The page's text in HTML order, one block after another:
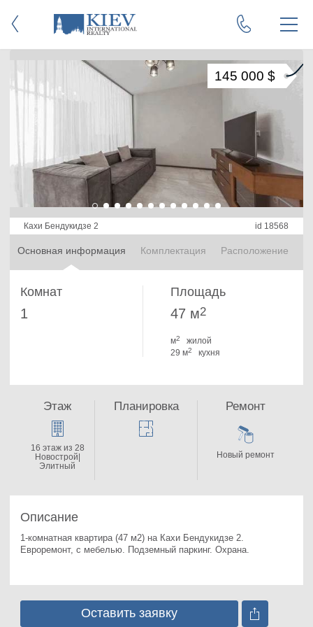
Кахи Бендукидзе 2 id 18568
Основная информация Комплектация Расположение
145 000 $
Комнат
1
Площадь
47 м2
м2
жилой
29 м2 кухня
Описание
Евроремонт, с мебелью. Подземный паркинг. Охрана.
Этаж
16 этаж из 28
Новострой|
Элитный
Планировка Ремонт
Новый ремонт
Оставить заявку